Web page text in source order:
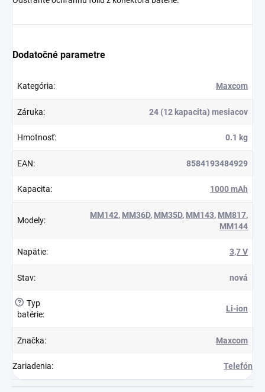
Dodatočné parametre
Kategória: Maxcom
Záruka: 24 (12 kapacita) mesiacov
Hmotnosť: 0.1 kg
EAN: 8584193484929
Kapacita: 1000 mAh
Modely:
MM142, MM36D, MM35D, MM143, MM817,
MM144
Napätie: 3,7 V
Stav: nová
? Typ
batérie:
Li-ion
Značka: Maxcom
Zariadenia: Telefón